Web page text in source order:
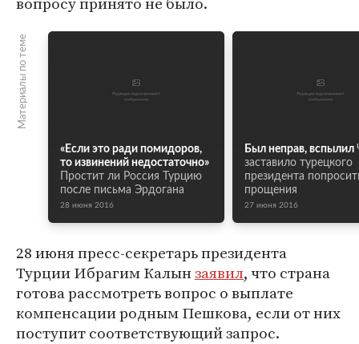
Материалы по теме
«Если это ради помидоров,
то извинений недостаточно»
Простит ли Россия Турцию
после письма Эрдогана
28 июня 2016
Был неправ, вспылил
заставило турецкого
президента
прощения
27 июня 2016
28 июня пресс-секретарь президента
Турции Ибрагим Калынзаявил, что страна
готова рассмотреть вопрос о выплате
компенсации родным Пешкова, если от них
поступит соответствующий запрос.